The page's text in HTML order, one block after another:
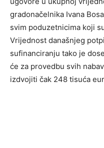
gradonačelnika Ivana
svim poduzetnicima koji
Vrijednost današnjeg
sufinanciranju tako je
će za provedbu svih
izdvojiti čak 248 tisuća